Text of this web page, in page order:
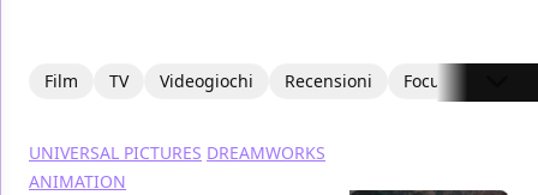
Film TV Videogiochi Recensioni Focus
UNIVERSAL PICTURES DREAMWORKS
ANIMATION